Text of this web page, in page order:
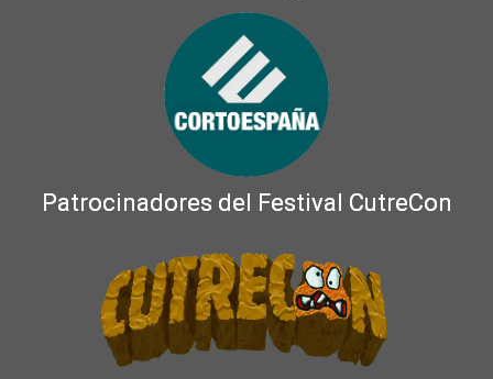
Patrocinadores del Festival CutreCon